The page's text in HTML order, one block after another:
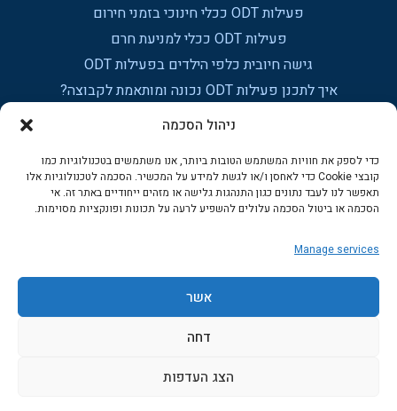
ניהול הסכמה
כדי לספק את חוויות המשתמש הטובות ביותר, אנו משתמשים בטכנולוגיות כמו
קובצי Cookie כדי לאחסן ו/או לגשת למידע על המכשיר. הסכמה לטכנולוגיות אלו
תאפשר לנו לעבד נתונים כגון התנהגות גלישה או מזהים ייחודיים באתר זה. אי
הסכמה או ביטול הסכמה עלולים להשפיע לרעה על תכונות ופונקציות מסוימות.
Manage services
אשר
דחה
הצג העדפות
פעילות ODT ככלי חינוכי בזמני חירום
פעילות ODT ככלי למניעת חרם
גישה חיובית כלפי הילדים בפעילות ODT
איך לתכנן פעילות ODT נכונה ומותאמת לקבוצה?
כוחה של פעילות ODT
מה אנחנו כמדריכי ODT יכולים ללמוד על עצמנו
אודות
המלצות מלקוחות
בלוג